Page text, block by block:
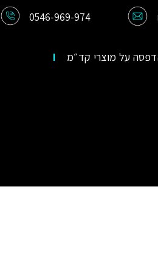
0546-969-974
על מוצרי קד״מ